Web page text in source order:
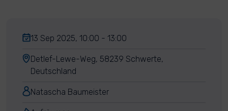
13 Sep 2025, 10:00 - 13:00
Detlef-Lewe-Weg, 58239 Schwerte,
Deutschland
Natascha Baumeister